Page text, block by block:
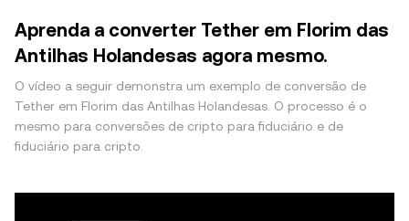
Aprenda a converter Tether em Florim das
Antilhas Holandesas agora mesmo.
O vídeo a seguir demonstra um exemplo de conversão de
Tether em Florim das Antilhas Holandesas. O processo é o
mesmo para conversões de cripto para fiduciário e de
fiduciário para cripto.